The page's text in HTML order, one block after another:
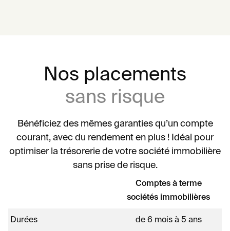
Nos placements
sans risque
Bénéficiez des mêmes garanties qu’un compte
courant, avec du rendement en plus ! Idéal pour
optimiser la trésorerie de votre société immobilière
sans prise de risque.
Comptes à terme
sociétés immobilières
Durées de 6 mois à 5 ans